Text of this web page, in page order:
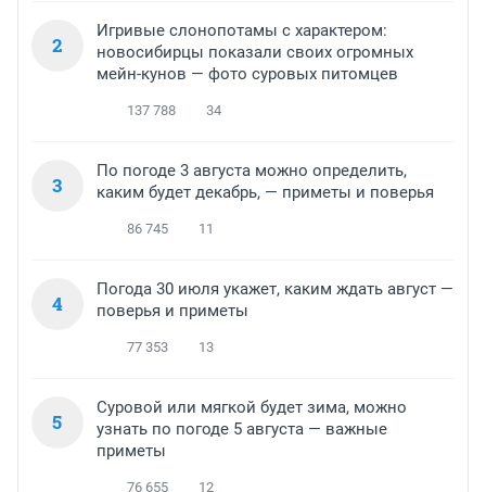
2
Игривые слонопотамы с характером:
новосибирцы показали своих огромных
мейн-кунов — фото суровых питомцев
137 788 34
3
По погоде 3 августа можно определить,
каким будет декабрь, — приметы и поверья
86 745 11
4
Погода 30 июля укажет, каким ждать август —
поверья и приметы
77 353 13
5
Суровой или мягкой будет зима, можно
узнать по погоде 5 августа — важные
приметы
76 655 12